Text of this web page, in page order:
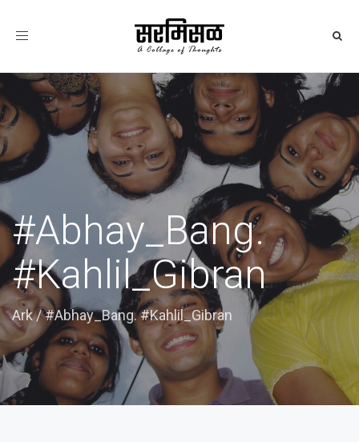
Toggle
#Abhay_Bang.
#Kahlil_Gibran
Ark/#Abhay_Bang. #Kahlil_Gibran